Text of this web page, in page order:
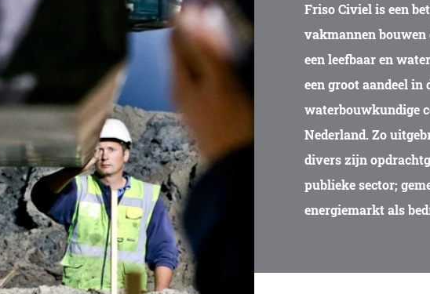
Friso Civiel is een
vakmannen
een leefbaar en
een groot aandeel in
waterbouwkundige
Nederland. Zo
divers zijn
publieke sector;
energiemarkt als